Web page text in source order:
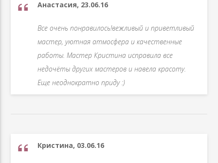
Анастасия, 23.06.16
Все очень понравилось!вежливый и приветливый
мастер, уютная атмосфера и качественные
работы. Мастер Кристина исправила все
недочёты других мастеров и навела красоту.
Еще неоднократно приду :)
Кристина, 03.06.16